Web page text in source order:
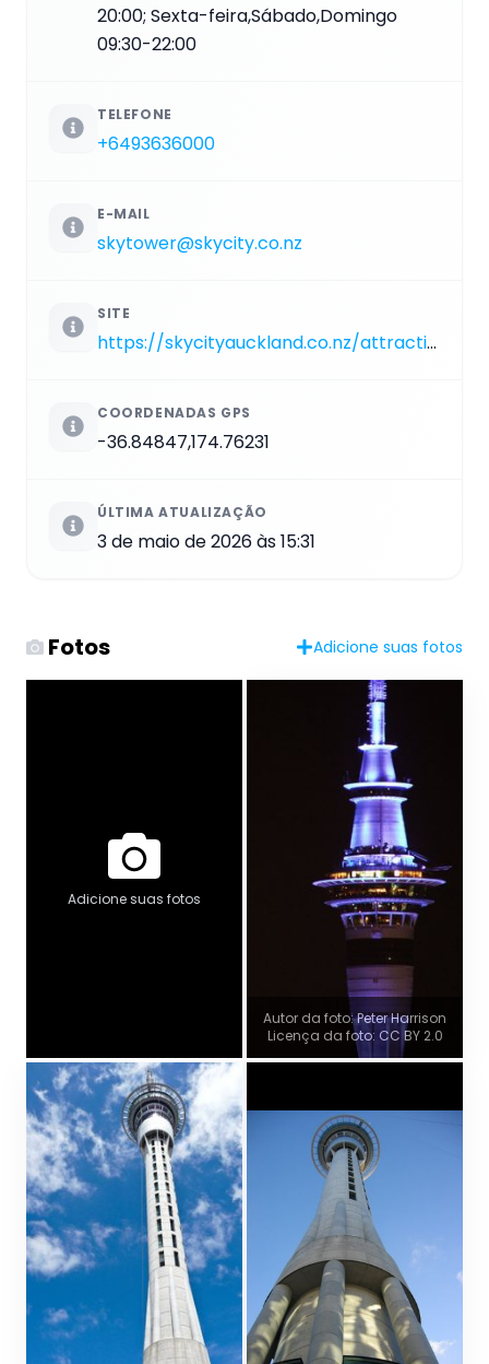
20:00; Sexta-feira,Sábado,Domingo
09:30-22:00
TELEFONE
+6493636000
E-MAIL
skytower@skycity.co.nz
SITE
https://skycityauckland.co.nz/attractions/sky-tower
COORDENADAS GPS
-36.84847,174.76231
ÚLTIMA ATUALIZAÇÃO
3 de maio de 2026 às 15:31
Fotos Adicione suas fotos
Adicione suas fotos
Autor da foto: Peter Harrison
Licença da foto: CC BY 2.0